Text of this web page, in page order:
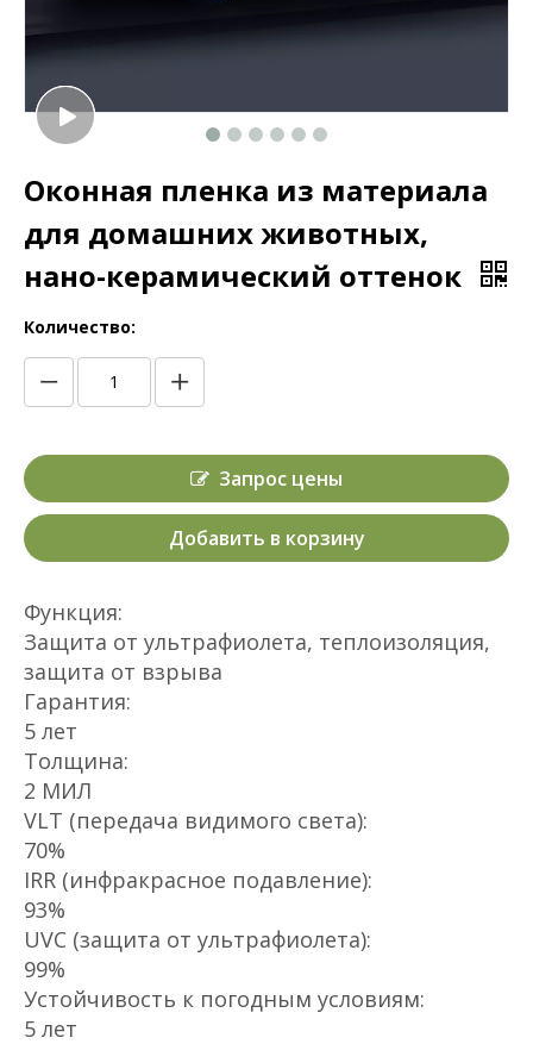
Оконная пленка из материала
для домашних животных,
нано-керамический оттенок
Количество:
Запрос цены
Добавить в корзину
Функция:
Защита от ультрафиолета, теплоизоляция,
защита от взрыва
Гарантия:
5 лет
Толщина:
2 МИЛ
VLT (передача видимого света):
70%
IRR (инфракрасное подавление):
93%
UVC (защита от ультрафиолета):
99%
Устойчивость к погодным условиям:
5 лет